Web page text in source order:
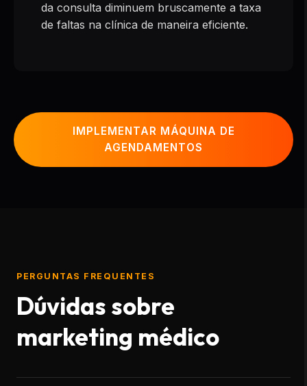
da consulta diminuem bruscamente a taxa
de faltas na clínica de maneira eficiente.
IMPLEMENTAR MÁQUINA DE
AGENDAMENTOS
PERGUNTAS FREQUENTES
Dúvidas sobre
marketing médico